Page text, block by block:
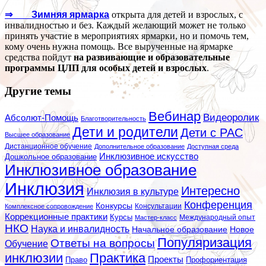
⇒ Зимняя ярмарка открыта для детей и взрослых, с
инвалидностью и без. Каждый желающий может не только
принять участие в мероприятиях ярмарки, но и помочь тем,
кому очень нужна помощь. Все вырученные на ярмарке
средства пойдут на развивающие и образовательные
программы ЦЛП для особых детей и взрослых.
Другие темы
Абсолют-Помощь Благотворительность Вебинар Видеоролик
Высшее образование Дети и родители Дети с РАС
Дистанционное обучение Дополнительное образование Доступная среда
Дошкольное образование Инклюзивное искусство
Инклюзивное образование
Инклюзия Инклюзия в культуре Интересно
Комплексное сопровождение Конкурсы Консультации Конференция
Коррекционные практики Курсы Мастер-класс Международный опыт
НКО Наука и инвалидность Начальное образование Новое
Обучение Ответы на вопросы Популяризация
инклюзии Право Практика Проекты Профориентация